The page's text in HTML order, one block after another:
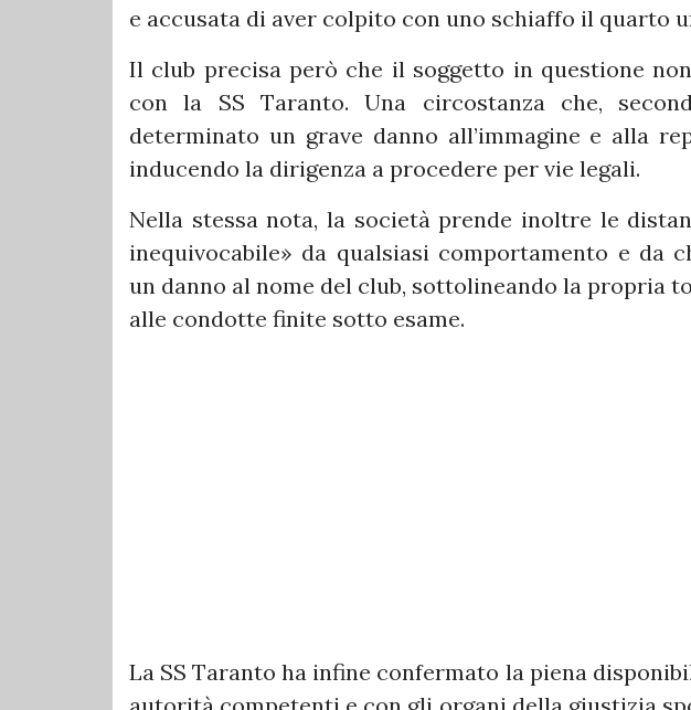
e accusata di aver colpito con uno schiaffo il quarto
Il club precisa però che il soggetto in questione
con la SS Taranto. Una circostanza che,
determinato un grave danno all’immagine e alla
inducendo la dirigenza a procedere per vie legali.
Nella stessa nota, la società prende inoltre le
inequivocabile» da qualsiasi comportamento e da
un danno al nome del club, sottolineando la propria
alle condotte finite sotto esame.
La SS Taranto ha infine confermato la piena